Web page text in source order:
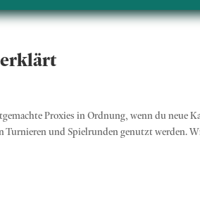
Proxies in Ordnung, wenn du neue
Turnieren und Spielrunden genutzt werden.